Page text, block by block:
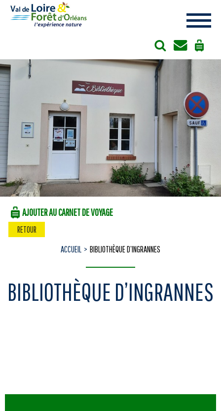
AJOUTER AU CARNET DE VOYAGE
RETOUR
ACCUEIL BIBLIOTHÈQUE D’INGRANNES
BIBLIOTHÈQUE D’INGRANNES
Cookies management panel